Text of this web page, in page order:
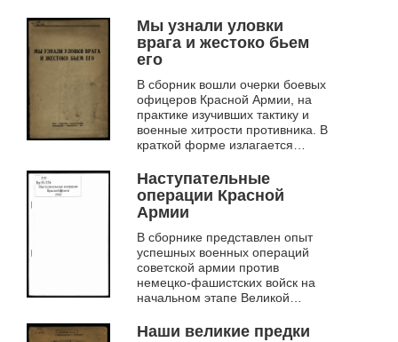
которую он может сыграть в
годы Великой Оте...
Мы узнали уловки
врага и жестоко бьем
его
В сборник вошли очерки боевых
офицеров Красной Армии, на
практике изучивших тактику и
военные хитрости противника. В
краткой форме излагается
авиации, пехоты, артиллерии и
...
Наступательные
операции Красной
Армии
В сборнике представлен опыт
успешных военных операций
советской армии против
немецко-фашистских войск на
начальном этапе Великой
1942 гг.)
Наши великие предки